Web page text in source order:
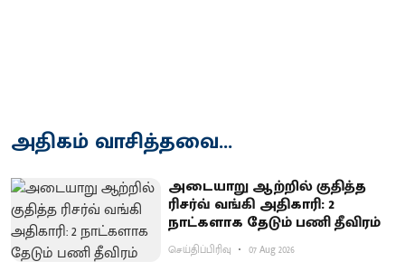
அதிகம் வாசித்தவை...
அடையாறு ஆற்றில் குதித்த
ரிசர்வ் வங்கி அதிகாரி: 2
நாட்களாக தேடும் பணி தீவிரம்
செய்திப்பிரிவு 07 Aug 2026